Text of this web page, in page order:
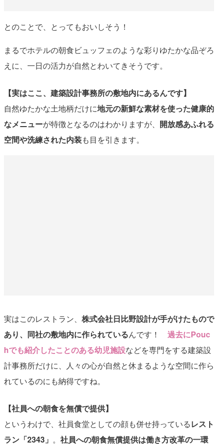
とのことで、とってもおいしそう！
まるでホテルの朝食ビュッフェのような彩りゆたかな品ぞろ
えに、一日の活力が自然とわいてきそうです。
【実はここ、建築設計事務所の敷地内にあるんです】
自然ゆたかな土地柄だけに地元の新鮮な素材を使った健康的
なメニューが特徴となるのはわかりますが、 開放感あふれる
空間や洗練された内装も目を引きます。
実はこのレストラン、 株式会社日比野設計が手がけたもので
あり、同社の敷地内に作られているんです！ 過去にPouc
hでも紹介したことのある幼児施設などを専門をする建築設
計事務所だけに、人々の心が自然と休まるような空間に作ら
れているのにも納得ですね。
【社員への朝食を無償で提供】
というわけで、社員食堂としての顔も併せ持っているレスト
ラン「2343」 。 社員への朝食無償提供は働き方改革の一環